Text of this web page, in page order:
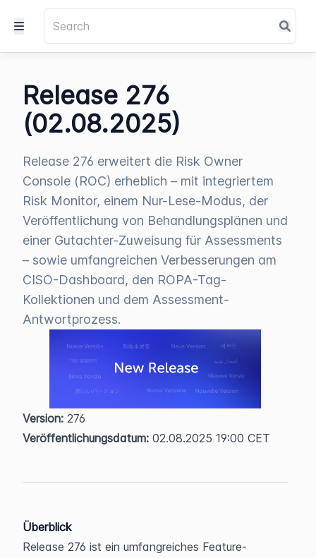
Release 276
(02.08.2025)
Release 276 erweitert die Risk Owner
Console (ROC) erheblich – mit integriertem
Risk Monitor, einem Nur-Lese-Modus, der
Veröffentlichung von Behandlungsplänen und
einer Gutachter-Zuweisung für Assessments
– sowie umfangreichen Verbesserungen am
CISO-Dashboard, den ROPA-Tag-
Kollektionen und dem Assessment-
Antwortprozess.
Version: 276
Veröffentlichungsdatum: 02.08.2025 19:00 CET
Überblick
Release 276 ist ein umfangreiches Feature-